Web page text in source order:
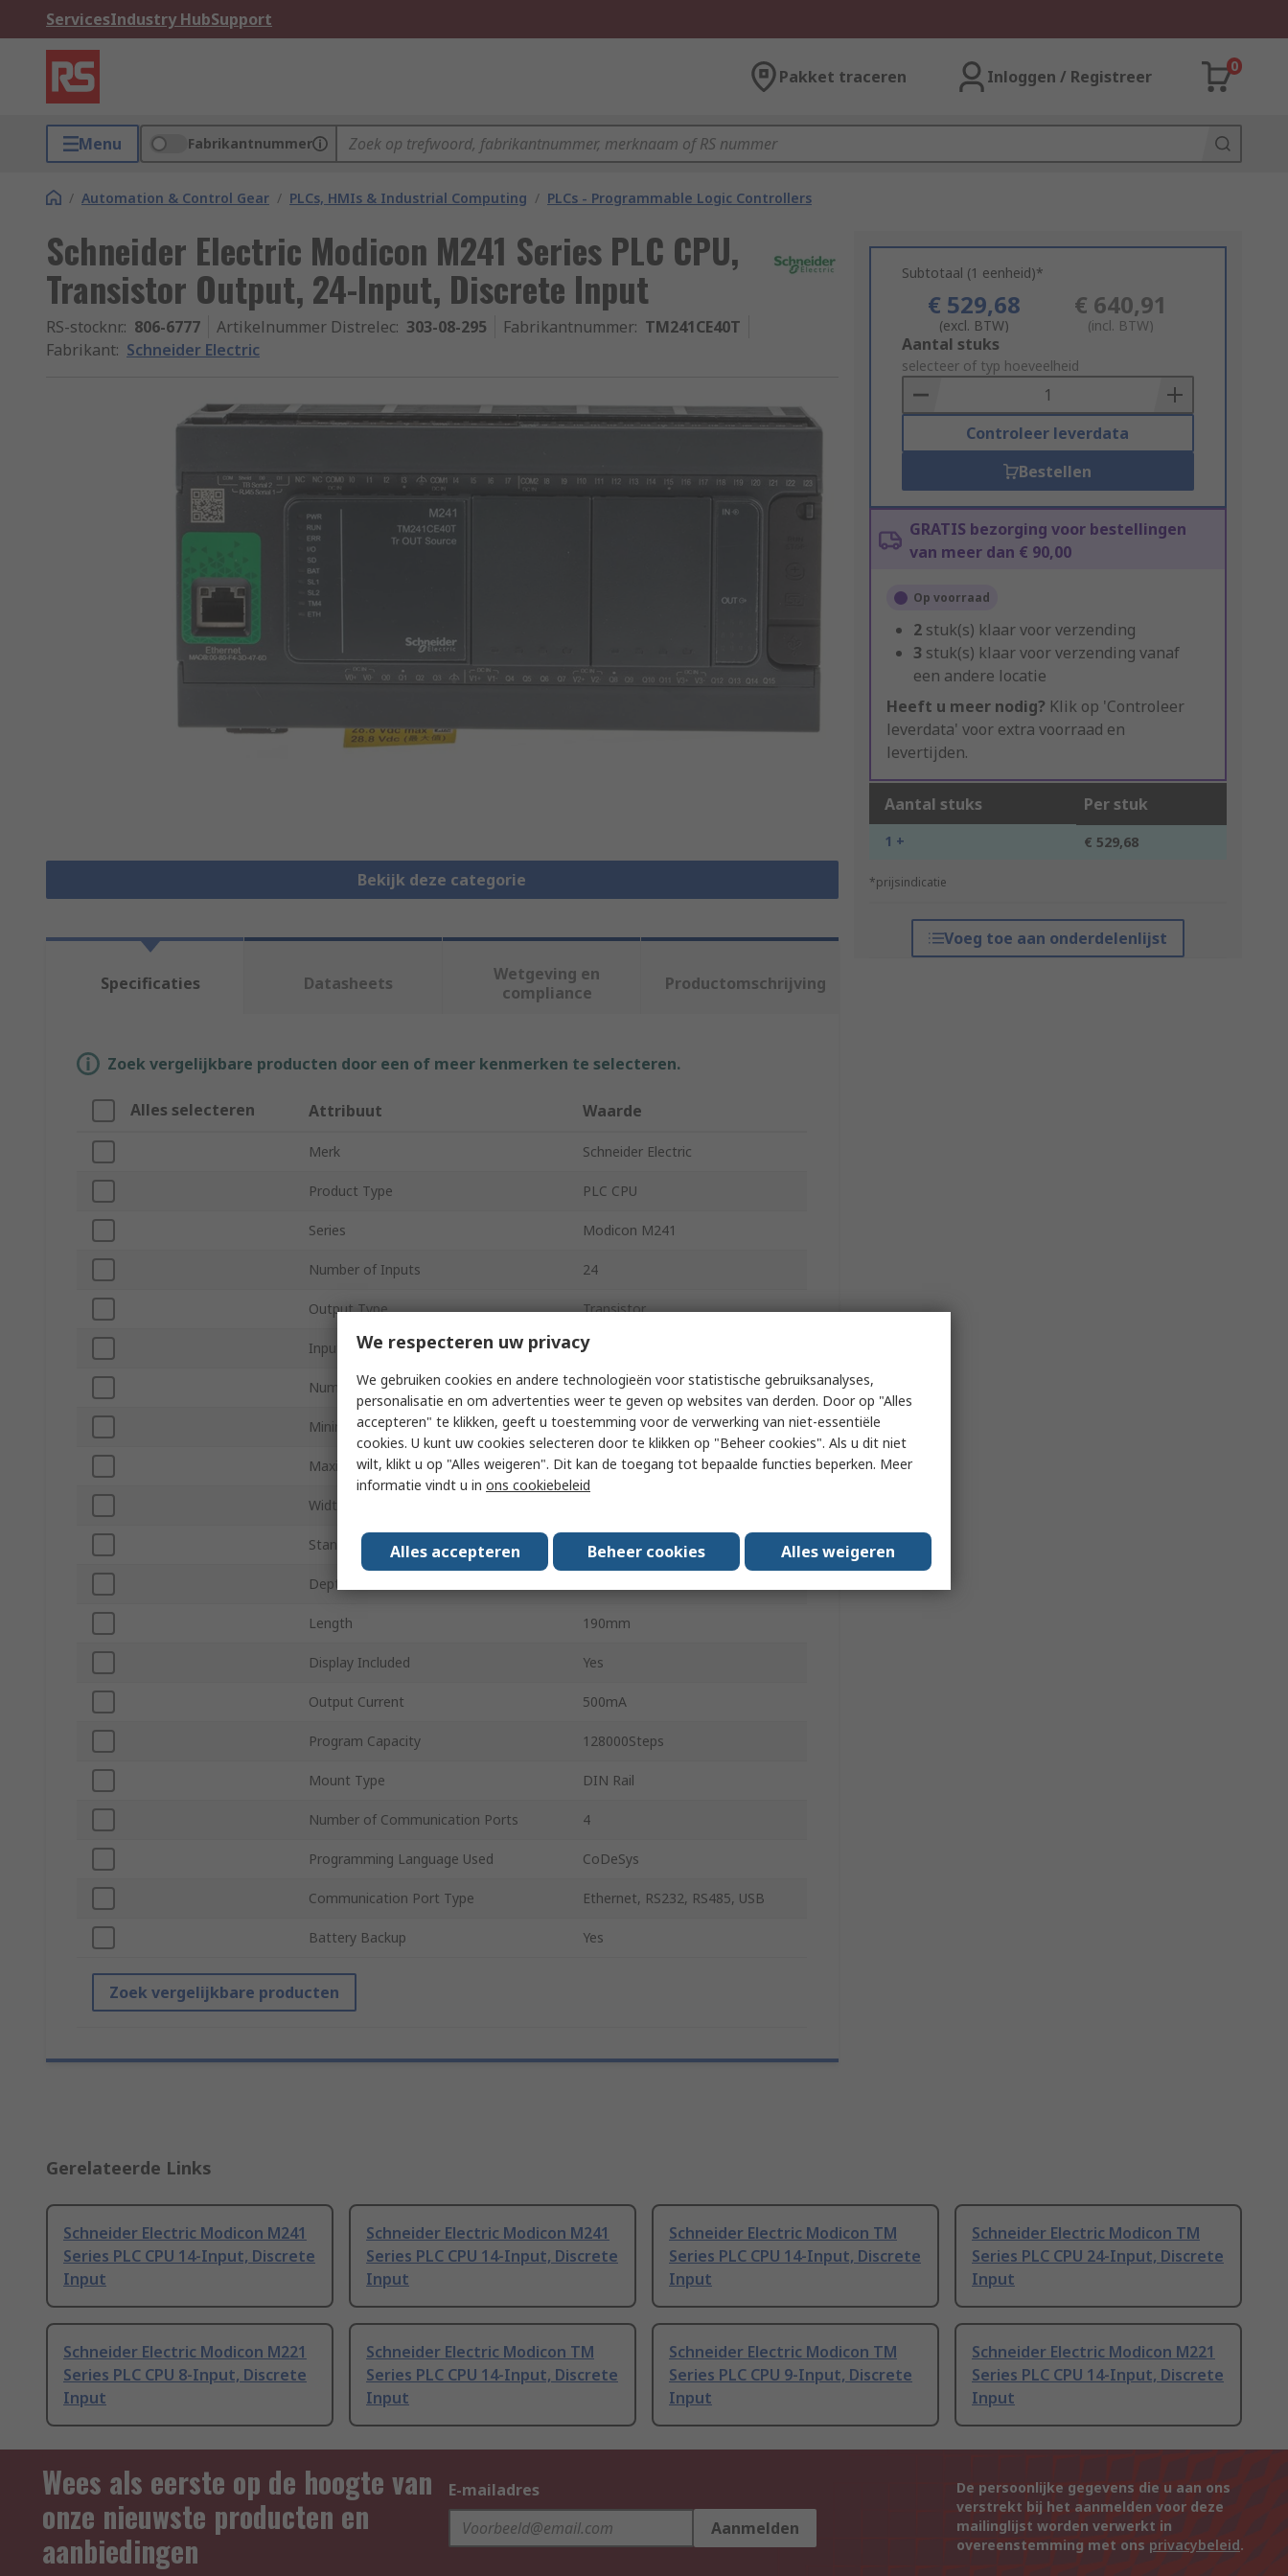
ServicesIndustry HubSupport
Pakket traceren Inloggen / Registreer
0
Menu Fabrikantnummer
/ Automation & Control Gear / PLCs, HMIs & Industrial Computing / PLCs - Programmable Logic Controllers
Schneider Electric Modicon M241 Series PLC CPU,
Transistor Output, 24-Input, Discrete Input
RS-stocknr.: 806-6777 Artikelnummer Distrelec: 303-08-295 Fabrikantnummer: TM241CE40T
Fabrikant: Schneider Electric
Bekijk deze categorie
Subtotaal (1 eenheid)*
€ 529,68
(excl. BTW)
€ 640,91
(incl. BTW)
Add
to
Basket
Aantal stuks
selecteer of typ hoeveelheid
Controleer leverdata
Bestellen
GRATIS bezorging voor bestellingen
van meer dan € 90,00
Op voorraad
2 stuk(s) klaar voor verzending
3 stuk(s) klaar voor verzending vanaf
een andere locatie
Heeft u meer nodig? Klik op 'Controleer
leverdata' voor extra voorraad en
levertijden.
Aantal stuks Per stuk
1 + € 529,68
*prijsindicatie
Voeg toe aan onderdelenlijst
Specificaties Datasheets
Wetgeving en
compliance
Productomschrijving
Zoek vergelijkbare producten door een of meer kenmerken te selecteren.
Alles selecteren Attribuut Waarde
Merk Schneider Electric
Product Type PLC CPU
Series Modicon M241
Number of Inputs 24
Output Type Transistor
Input Type Discrete
Number of Outputs 16
Minimum Operating Temperature -10°C
Maximum Operating Temperature 55°C
Width
Standards/Approvals CE
Depth
Length 190mm
Display Included Yes
Output Current 500mA
Program Capacity 128000Steps
Mount Type DIN Rail
Number of Communication Ports 4
Programming Language Used CoDeSys
Communication Port Type Ethernet, RS232, RS485, USB
Battery Backup Yes
Zoek vergelijkbare producten
Gerelateerde Links
Schneider Electric Modicon M241
Series PLC CPU 14-Input, Discrete
Input
Schneider Electric Modicon M241
Series PLC CPU 14-Input, Discrete
Input
Schneider Electric Modicon TM
Series PLC CPU 14-Input, Discrete
Input
Schneider Electric Modicon TM
Series PLC CPU 24-Input, Discrete
Input
Schneider Electric Modicon M221
Series PLC CPU 8-Input, Discrete
Input
Schneider Electric Modicon TM
Series PLC CPU 14-Input, Discrete
Input
Schneider Electric Modicon TM
Series PLC CPU 9-Input, Discrete
Input
Schneider Electric Modicon M221
Series PLC CPU 14-Input, Discrete
Input
Wees als eerste op de hoogte van
onze nieuwste producten en
aanbiedingen
E-mailadres
Aanmelden
De persoonlijke gegevens die u aan ons
verstrekt bij het aanmelden voor deze
mailinglijst worden verwerkt in
overeenstemming met ons privacybeleid.
We respecteren uw privacy
We gebruiken cookies en andere technologieën voor statistische gebruiksanalyses,
personalisatie en om advertenties weer te geven op websites van derden. Door op "Alles
accepteren" te klikken, geeft u toestemming voor de verwerking van niet-essentiële
cookies. U kunt uw cookies selecteren door te klikken op "Beheer cookies". Als u dit niet
wilt, klikt u op "Alles weigeren". Dit kan de toegang tot bepaalde functies beperken. Meer
informatie vindt u in ons cookiebeleid
Alles accepteren Beheer cookies Alles weigeren